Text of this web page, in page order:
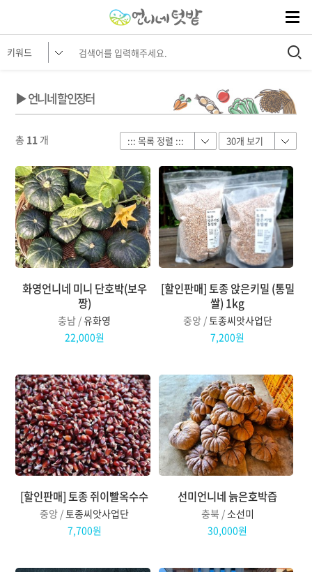
▶ 언니네 할인장터
총 11 개
화영언니네 미니 단호박(보우
짱)
충남 /유화영
22,000원
[할인판매] 토종 앉은키밀 (통밀
쌀) 1kg
중앙 / 토종씨앗사업단
7,200원
[할인판매] 토종 쥐이빨옥수수
중앙 /토종씨앗사업단
7,700원
선미언니네 늙은호박즙
충북 /소선미
30,000원